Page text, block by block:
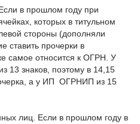
в прошлом году при
которых в титульном
стороны (дополняли
ставить прочерки в
самое относится к ОГРН. У
13 знаков, поэтому в 14,15
а у ИП ОГРНИП из 15
лиц. Если в прошлом году в